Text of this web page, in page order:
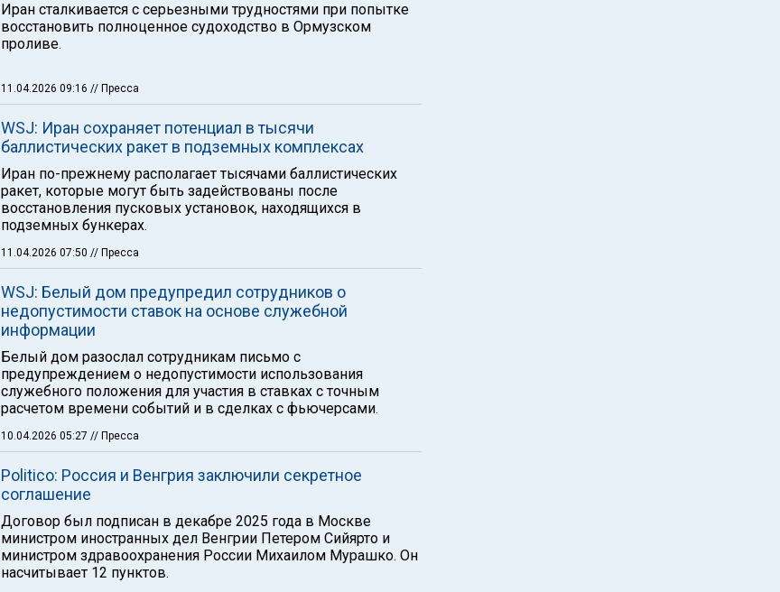
Иран сталкивается с серьезными трудностями при попытке
восстановить полноценное судоходство в Ормузском
проливе.
11.04.2026 09:16 // Пресса
WSJ: Иран сохраняет потенциал в тысячи
баллистических ракет в подземных комплексах
Иран по-прежнему располагает тысячами баллистических
ракет, которые могут быть задействованы после
восстановления пусковых установок, находящихся в
подземных бункерах.
11.04.2026 07:50 // Пресса
WSJ: Белый дом предупредил сотрудников о
недопустимости ставок на основе служебной
информации
Белый дом разослал сотрудникам письмо с
предупреждением о недопустимости использования
служебного положения для участия в ставках с точным
расчетом времени событий и в сделках с фьючерсами.
10.04.2026 05:27 // Пресса
Politico: Россия и Венгрия заключили секретное
соглашение
Договор был подписан в декабре 2025 года в Москве
министром иностранных дел Венгрии Петером Сийярто и
министром здравоохранения России Михаилом Мурашко. Он
насчитывает 12 пунктов.